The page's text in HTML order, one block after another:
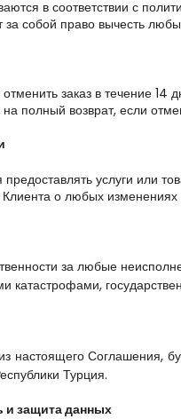
в соответствии с
за собой право вычесть
заказ в течение
полный возврат, если
услуги или
о любых изменениях
за любые
катастрофами,
настоящего Соглашения,
Турция.
и защита данных